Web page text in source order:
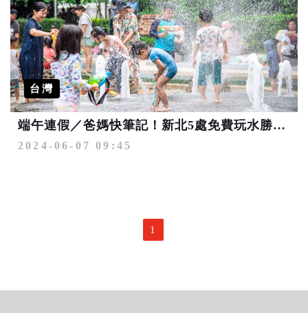
台灣
端午連假／爸媽快筆記！新北5處免費玩水勝地提前開放 攜家帶眷來放電
2024-06-07 09:45
1